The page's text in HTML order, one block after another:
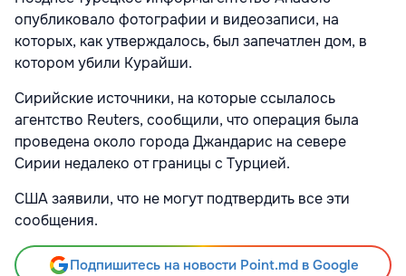
опубликовало фотографии и видеозаписи, на
которых, как утверждалось, был запечатлен дом, в
котором убили Курайши.
Сирийские источники, на которые ссылалось
агентство Reuters, сообщили, что операция была
проведена около города Джандарис на севере
Сирии недалеко от границы с Турцией.
США заявили, что не могут подтвердить все эти
сообщения.
Подпишитесь на новости Point.md в Google